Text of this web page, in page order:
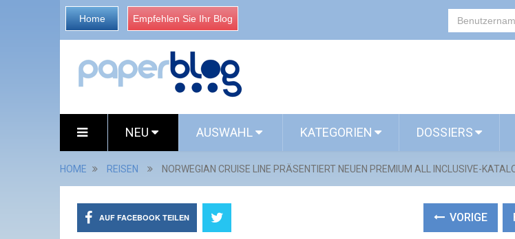
Home Empfehlen Sie Ihr Blog
NEU AUSWAHL KATEGORIEN DOSSIERS
HOME REISEN NORWEGIAN CRUISE LINE PRÄSENTIERT NEUEN PREMIUM ALL INCLUSIVE-
AUF FACEBOOK TEILEN VORIGE